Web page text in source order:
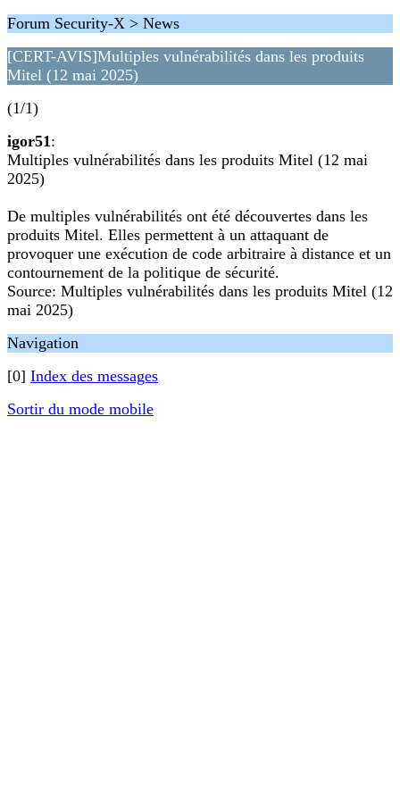
Forum Security-X > News
[CERT-AVIS]Multiples vulnérabilités dans les produits
Mitel (12 mai 2025)
(1/1)
igor51:
Multiples vulnérabilités dans les produits Mitel (12 mai
2025)
De multiples vulnérabilités ont été découvertes dans les
produits Mitel. Elles permettent à un attaquant de
provoquer une exécution de code arbitraire à distance et un
contournement de la politique de sécurité.
Source: Multiples vulnérabilités dans les produits Mitel (12
mai 2025)
Navigation
[0] Index des messages
Sortir du mode mobile